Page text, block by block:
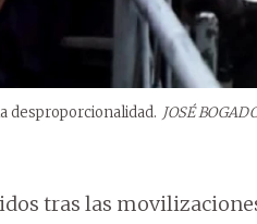
desproporcionalidad. JOSÉ
tras las